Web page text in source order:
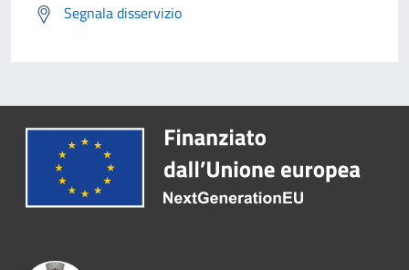
Segnala disservizio